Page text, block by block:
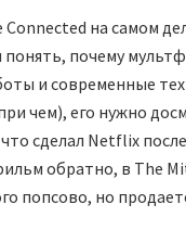
Connected на самом
понять, почему
и современные
чем), его нужно
сделал Netflix
обратно, в The
попсово, но